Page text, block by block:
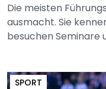
Die meisten
ausmacht. Sie
besuchen Seminare
SPORT